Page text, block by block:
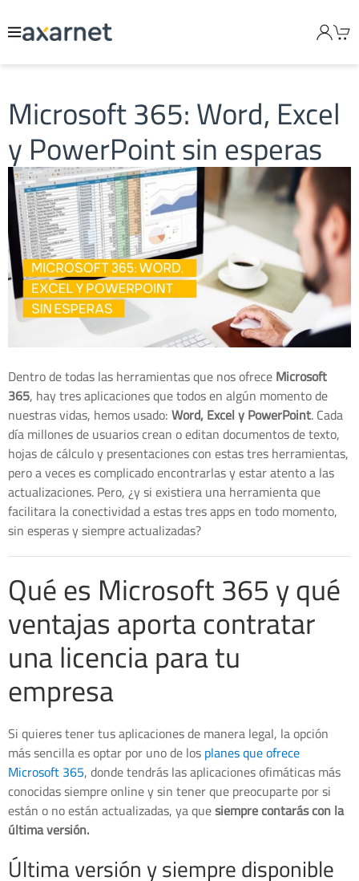
Microsoft 365: Word, Excel
y PowerPoint sin esperas
Dentro de todas las herramientas que nos ofreceMicrosoft
365, hay tres aplicaciones que todos en algún momento de
nuestras vidas, hemos usado:Word, Excel y PowerPoint. Cada
día millones de usuarios crean o editan documentos de texto,
hojas de cálculo y presentaciones con estas tres herramientas,
pero a veces es complicado encontrarlas y estar atento a las
actualizaciones. Pero, ¿y si existiera una herramienta que
facilitara la conectividad a estas tres apps en todo momento,
sin esperas y siempre actualizadas?
Qué es Microsoft 365 y qué
ventajas aporta contratar
una licencia para tu
empresa
Si quieres tener tus aplicaciones de manera legal, la opción
más sencilla es optar por uno de losplanes que ofrece
Microsoft 365, donde tendrás las aplicaciones ofimáticas más
conocidas siempre online y sin tener que preocuparte por si
están o no están actualizadas, ya quesiempre contarás con la
última versión.
Última versión y siempre disponible